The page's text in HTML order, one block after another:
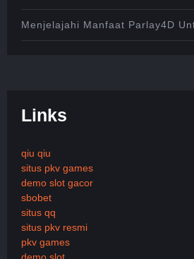
Menjelajahi Manfaat Parlay4D
Links
qiu qiu
situs pkv games
demo slot gacor
sbobet
situs qq
situs pkv resmi
pkv games
demo slot